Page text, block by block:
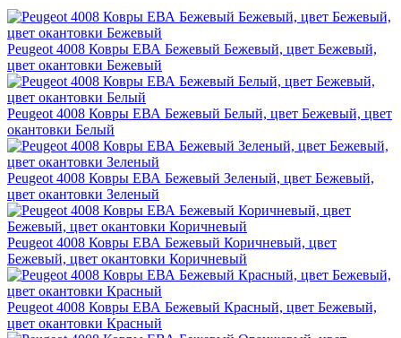
Peugeot 4008 Ковры ЕВА Бежевый Бежевый, цвет Бежевый,
цвет окантовки Бежевый
Peugeot 4008 Ковры ЕВА Бежевый Белый, цвет Бежевый, цвет
окантовки Белый
Peugeot 4008 Ковры ЕВА Бежевый Зеленый, цвет Бежевый,
цвет окантовки Зеленый
Peugeot 4008 Ковры ЕВА Бежевый Коричневый, цвет
Бежевый, цвет окантовки Коричневый
Peugeot 4008 Ковры ЕВА Бежевый Красный, цвет Бежевый,
цвет окантовки Красный